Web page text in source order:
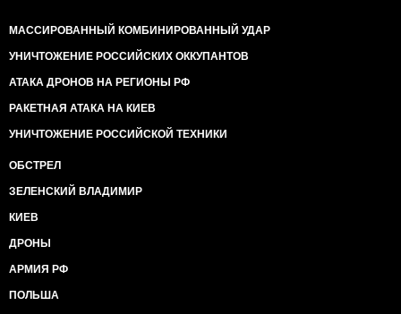
МАССИРОВАННЫЙ КОМБИНИРОВАННЫЙ УДАР
УНИЧТОЖЕНИЕ РОССИЙСКИХ ОККУПАНТОВ
АТАКА ДРОНОВ НА РЕГИОНЫ РФ
РАКЕТНАЯ АТАКА НА КИЕВ
УНИЧТОЖЕНИЕ РОССИЙСКОЙ ТЕХНИКИ
ОБСТРЕЛ
ЗЕЛЕНСКИЙ ВЛАДИМИР
КИЕВ
ДРОНЫ
АРМИЯ РФ
ПОЛЬША